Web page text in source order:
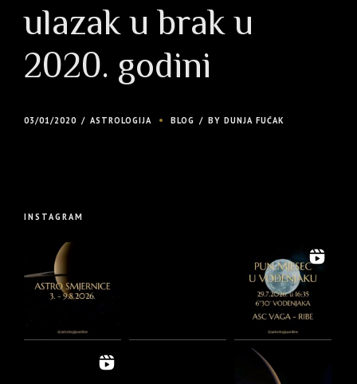
ulazak u brak u
2020. godini
03/01/2020 ASTROLOGIJA BLOG BY DUNJA FUĆAK
INSTAGRAM